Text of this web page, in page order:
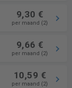
9,30 €
per maand (2)
9,66 €
per maand (2)
10,59 €
per maand (2)